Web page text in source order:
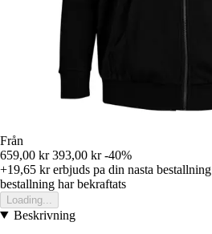
Från
659,00 kr 393,00 kr -40%
+19,65 krerbjuds pa din nasta bestallning
bestallning har bekraftats
Loading...
Beskrivning